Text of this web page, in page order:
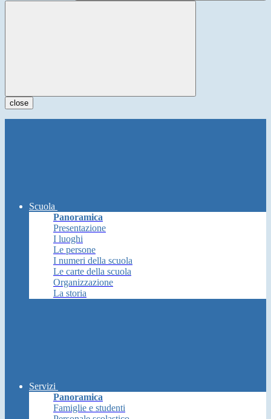
close
Scuola
Panoramica
Presentazione
I luoghi
Le persone
I numeri della scuola
Le carte della scuola
Organizzazione
La storia
Servizi
Panoramica
Famiglie e studenti